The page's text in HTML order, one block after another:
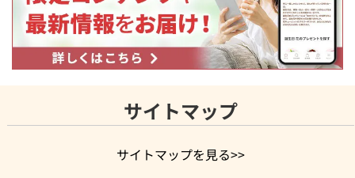
サイトマップ
サイトマップを見る>>